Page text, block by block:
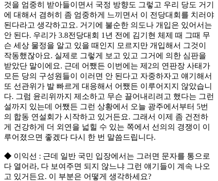
것을 엄중히 받아들이면서 국정 방향도 그렇고 우리 당도 거기
에 대해서 겸허히 좀 엄중하게 느끼면서 이 전당대회를 치러야
된다라고 생각하고요. 거기에 불순한 의도나 개입은 있어서는
안 된다. 우리가 3.8전당대회 1년 전에 김기현 체제 때 그때 무
슨 세상 물정을 알고 있을 때인지 모르지만 개입해서 그것이
작동했잖아요. 실제로 그렇게 보고 있고 그거에 의한 심판을
받았단 말이에요. 근데 어쨌든 이번에는 제2의 연판장 사태가
모든 당의 구성원들이 이러면 안 된다고 자중하자고 얘기해서
또 선관위가 발 빠르게 대응해서 어쨌든 이루어지지 않았습니
다. 그럼 윤리위까지 제소하고 무슨 끌어내리려고 했다는 그런
설까지 있는데 어쨌든 그런 상황에서 오늘 광주에서부터 5번
의 합동 연설회가 시작하고 있거든요. 그래서 이제 좀 건전하
게 건강하게 더 외연을 넓힐 수 있는 쪽에서 선의의 경쟁이 이
루어졌으면 좋겠다 다시 한 번 말씀드립니다.
◆ 이익선 : 근데 일반 국민 입장에서는 그러면 문자를 통으로
다 열어라, 다 보여주면 되지 않느냐 그런 얘기들이 계속 나오
고 있거든요. 이 부분은 어떻게 생각하세요?